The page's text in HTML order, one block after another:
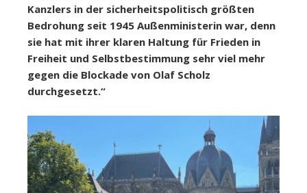
Kanzlers in der sicherheitspolitisch größten
Bedrohung seit 1945 Außenministerin war, denn
sie hat mit ihrer klaren Haltung für Frieden in
Freiheit und Selbstbestimmung sehr viel mehr
gegen die Blockade von Olaf Scholz
durchgesetzt.“